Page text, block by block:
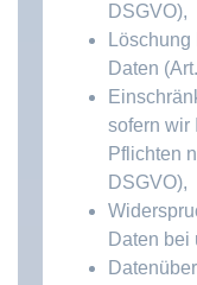
DSGVO),
Daten
sofern wir
Pflichten
DSGVO),
Daten bei